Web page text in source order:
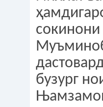
бузург